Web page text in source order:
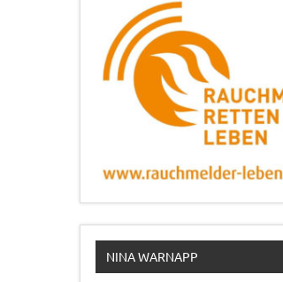
NINA WARNAPP